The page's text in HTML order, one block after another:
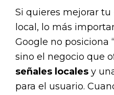
Si quieres mejorar
local, lo más
Google no posiciona
sino el negocio que
señales locales y
para el usuario.